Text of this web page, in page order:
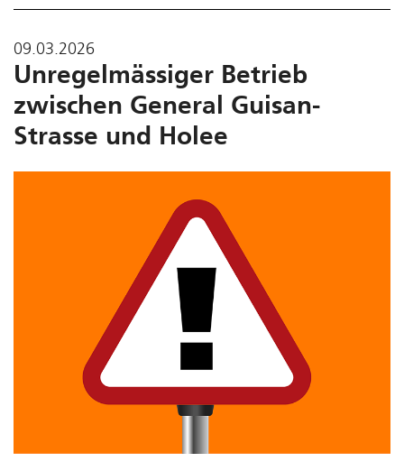
09.03.2026
Unregelmässiger Betrieb
zwischen General Guisan-
Strasse und Holee